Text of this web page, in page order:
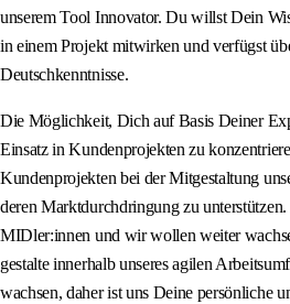
unserem Tool Innovator. Du willst Dein
in einem Projekt mitwirken und verfügst
Deutschkenntnisse.
Die Möglichkeit, Dich auf Basis Deiner
Einsatz in Kundenprojekten zu
Kundenprojekten bei der Mitgestaltung
deren Marktdurchdringung zu
MIDler:innen und wir wollen weiter
gestalte innerhalb unseres agilen
wachsen, daher ist uns Deine persönliche